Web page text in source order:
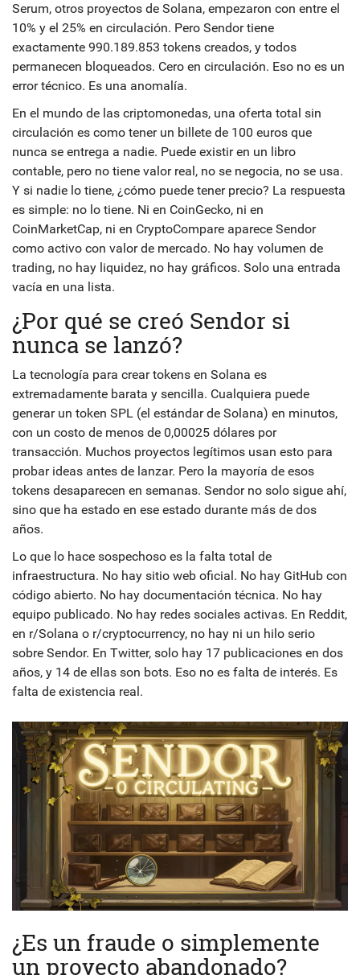
Serum, otros proyectos de Solana, empezaron con entre el
10% y el 25% en circulación. Pero Sendor tiene
exactamente 990.189.853 tokens creados, y todos
permanecen bloqueados. Cero en circulación. Eso no es un
error técnico. Es una anomalía.
En el mundo de las criptomonedas, una oferta total sin
circulación es como tener un billete de 100 euros que
nunca se entrega a nadie. Puede existir en un libro
contable, pero no tiene valor real, no se negocia, no se usa.
Y si nadie lo tiene, ¿cómo puede tener precio? La respuesta
es simple: no lo tiene. Ni en CoinGecko, ni en
CoinMarketCap, ni en CryptoCompare aparece Sendor
como activo con valor de mercado. No hay volumen de
trading, no hay liquidez, no hay gráficos. Solo una entrada
vacía en una lista.
¿Por qué se creó Sendor si
nunca se lanzó?
La tecnología para crear tokens en Solana es
extremadamente barata y sencilla. Cualquiera puede
generar un token SPL (el estándar de Solana) en minutos,
con un costo de menos de 0,00025 dólares por
transacción. Muchos proyectos legítimos usan esto para
probar ideas antes de lanzar. Pero la mayoría de esos
tokens desaparecen en semanas. Sendor no solo sigue ahí,
sino que ha estado en ese estado durante más de dos
años.
Lo que lo hace sospechoso es la falta total de
infraestructura. No hay sitio web oficial. No hay GitHub con
código abierto. No hay documentación técnica. No hay
equipo publicado. No hay redes sociales activas. En Reddit,
en r/Solana o r/cryptocurrency, no hay ni un hilo serio
sobre Sendor. En Twitter, solo hay 17 publicaciones en dos
años, y 14 de ellas son bots. Eso no es falta de interés. Es
falta de existencia real.
¿Es un fraude o simplemente
un proyecto abandonado?